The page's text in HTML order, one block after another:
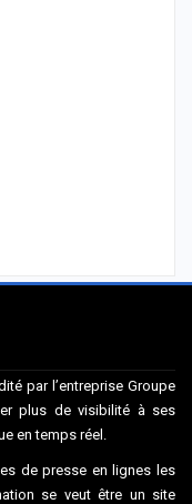
par l’entreprise Groupe
plus de visibilité à ses
en temps réel.
de presse en lignes les
se veut être un site